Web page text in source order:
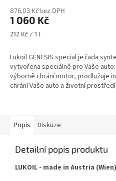
876,03 Kč bez DPH
1 060 Kč
Měrná
212 Kč / 1 l
Lukoil GENESIS special je řada
vytvořena speciálně pro Vaše
výborně chrání motor, prodlužuje
chrání Vaše auto a životní
Popis Diskuze
Detailní popis produktu
LUKOIL - made in Austria (Wien)